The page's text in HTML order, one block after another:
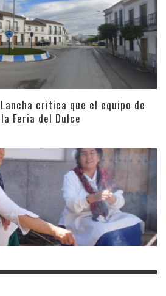
Lancha critica que el equipo de
Feria del Dulce